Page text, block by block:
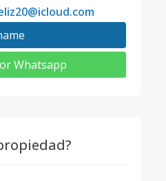
Whatsapp